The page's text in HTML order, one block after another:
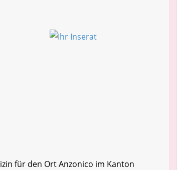
für den Ort Anzonico im Kanton